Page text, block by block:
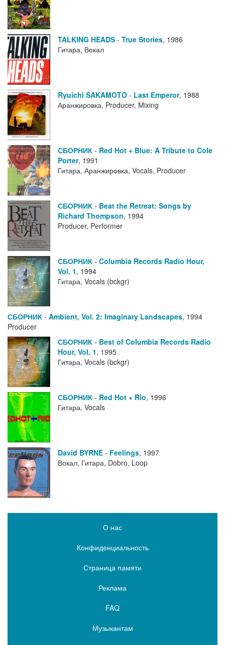
TALKING HEADS - True Stories, 1986
Гитара, Вокал
Ryuichi SAKAMOTO - Last Emperor, 1988
Аранжировка, Producer, Mixing
СБОРНИК - Red Hot + Blue: A Tribute to Cole
Porter, 1991
Гитара, Аранжировка, Vocals, Producer
СБОРНИК - Beat the Retreat: Songs by
Richard Thompson, 1994
Producer, Performer
СБОРНИК - Columbia Records Radio Hour,
Vol. 1, 1994
Гитара, Vocals (bckgr)
СБОРНИК - Ambient, Vol. 2: Imaginary Landscapes, 1994
Producer
СБОРНИК - Best of Columbia Records Radio
Hour, Vol. 1, 1995
Гитара, Vocals (bckgr)
СБОРНИК - Red Hot + Rio, 1996
Гитара, Vocals
David BYRNE - Feelings, 1997
Вокал, Гитара, Dobro, Loop
О нас
Конфиденциальность
Страница памяти
Реклама
FAQ
Музыкантам